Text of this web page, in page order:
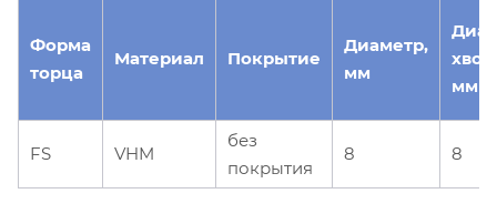
Форма
торца
Материал Покрытие
Диаметр,
мм
мм
FS VHM
без
покрытия
8 8